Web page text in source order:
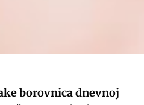
borovnica dnevnoj